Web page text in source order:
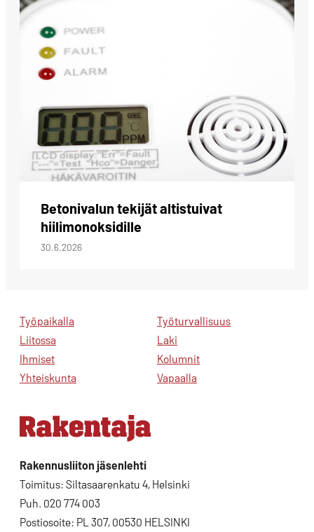
Betonivalun tekijät altistuivat
hiilimonoksidille
30.6.2026
Työpaikalla
Liitossa
Ihmiset
Yhteiskunta
Työturvallisuus
Laki
Kolumnit
Vapaalla
Rakennusliiton jäsenlehti
Toimitus: Siltasaarenkatu 4, Helsinki
Puh. 020 774 003
Postiosoite: PL 307, 00530 HELSINKI